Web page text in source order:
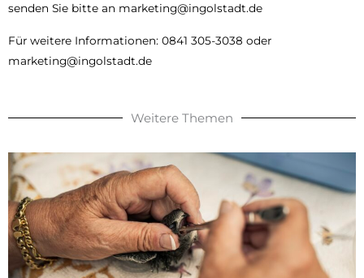
senden Sie bitte an marketing@ingolstadt.de
Für weitere Informationen: 0841 305-3038 oder
marketing@ingolstadt.de
Weitere Themen